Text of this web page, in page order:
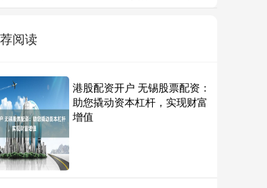
阅读
港股配资开户 无锡股票配资：
助您撬动资本杠杆，实现财富
增值